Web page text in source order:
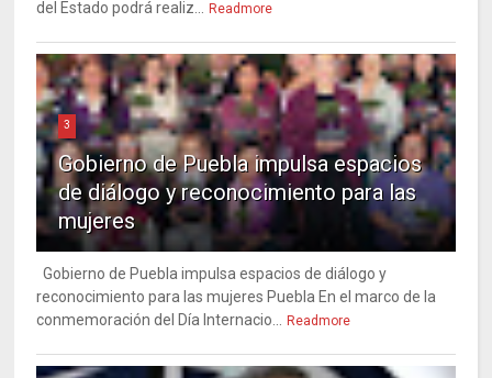
del Estado podrá realiz...
Readmore
3
Gobierno de Puebla impulsa espacios
de diálogo y reconocimiento para las
mujeres
Gobierno de Puebla impulsa espacios de diálogo y
reconocimiento para las mujeres Puebla En el marco de la
conmemoración del Día Internacio...
Readmore